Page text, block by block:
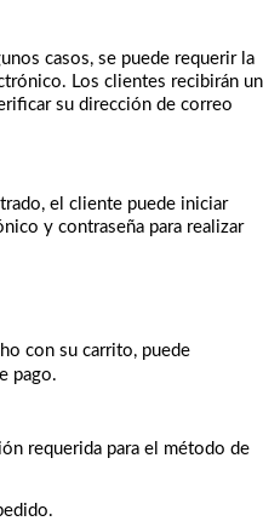
casos, se puede requerir la
Los clientes recibirán un
su dirección de correo
el cliente puede iniciar
y contraseña para realizar
con su carrito, puede
pago.
requerida para el método de